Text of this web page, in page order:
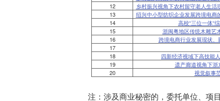
12
乡村振兴视角下农村留守老人生
13
绍兴中小型纺织企业发展跨境电商
14
高校“三位一体“
15
浙闽粤地区传统木雕艺
16
跨境电商行业发展现状
17
18
四新经济视域下高技能
19
遗产廊道视角下
20
视觉叙事
注：涉及商业秘密的，委托单位、项